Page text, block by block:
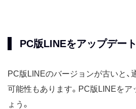
PC版LINEをアップデー
PC版LINEのバージョンが古いと、
可能性もあります。PC版LINEをア
ょう。